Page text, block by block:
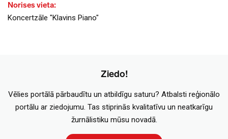
Norises vieta:
Koncertzāle "Klavins Piano"
Ziedo!
Vēlies portālā pārbaudītu un atbildīgu saturu? Atbalsti reģionālo
portālu ar ziedojumu. Tas stiprinās kvalitatīvu un neatkarīgu
žurnālistiku mūsu novadā.